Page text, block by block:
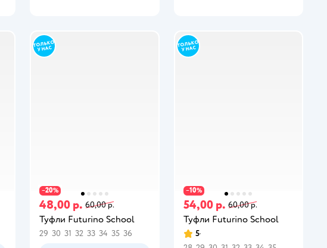
−20%
48,00 р. 60,00 р.
Туфли Futurino School
29 30 31 32 33 34 35 36
−10%
54,00 р. 60,00 р.
Туфли Futurino School
5